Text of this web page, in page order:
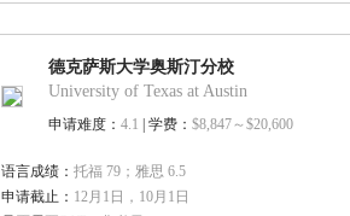
德克萨斯大学奥斯汀分校
University of Texas at Austin
申请难度：4.1 | 学费：$8,847～$20,600
语言成绩：托福 79；雅思 6.5
申请截止： 12月1日，10月1日